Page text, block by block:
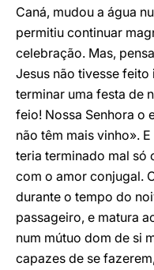
Caná, mudou a água
permitiu continuar
celebração. Mas,
Jesus não tivesse feito
terminar uma festa de
feio! Nossa Senhora o
não têm mais vinho».
teria terminado mal só
com o amor conjugal.
durante o tempo do
passageiro, e matura
num mútuo dom de si
capazes de se